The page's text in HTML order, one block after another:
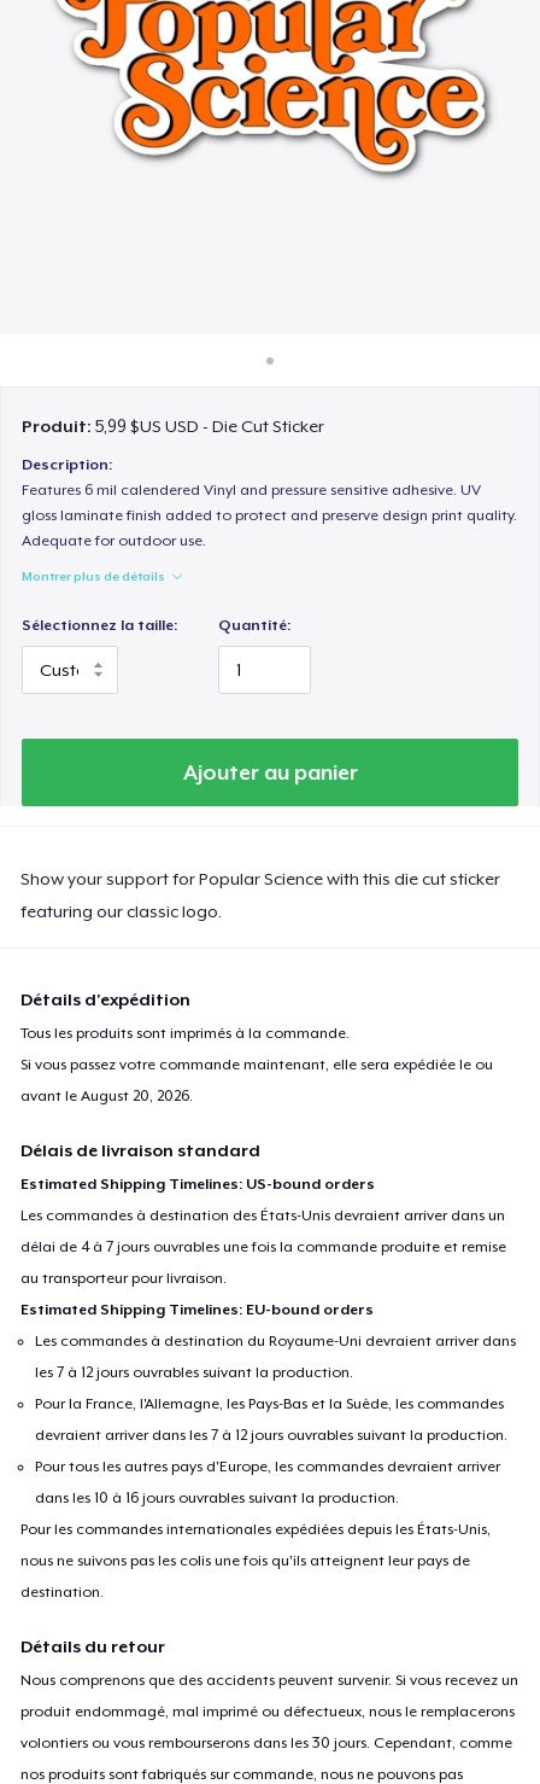
Vendez partout
Vendre n'importe quoi
Produit:5,99 $US USD - Die Cut Sticker
Description:
Features 6 mil calendered Vinyl and pressure sensitive adhesive. UV
gloss laminate finish added to protect and preserve design print quality.
Adequate for outdoor use.
Montrer plus de détails
Sélectionnez la taille: Quantité:
Ajouter au panier
Show your support for Popular Science with this die cut sticker
featuring our classic logo.
Détails d'expédition
Tous les produits sont imprimés à la commande.
Si vous passez votre commande maintenant, elle sera expédiée le ou
avant leAugust 20, 2026
Délais de livraison standard
Estimated Shipping Timelines: US-bound orders
Les commandes à destination des États-Unis devraient arriver dans un
délai de 4 à 7 jours ouvrables une fois la commande produite et remise
au transporteur pour livraison.
Estimated Shipping Timelines: EU-bound orders
Les commandes à destination du Royaume-Uni devraient arriver dans
les 7 à 12 jours ouvrables suivant la production.
Pour la France, l'Allemagne, les Pays-Bas et la Suède, les commandes
devraient arriver dans les 7 à 12 jours ouvrables suivant la production.
Pour tous les autres pays d'Europe, les commandes devraient arriver
dans les 10 à 16 jours ouvrables suivant la production.
Pour les commandes internationales expédiées depuis les États-Unis,
nous ne suivons pas les colis une fois qu'ils atteignent leur pays de
destination.
Détails du retour
Nous comprenons que des accidents peuvent survenir. Si vous recevez un
produit endommagé, mal imprimé ou défectueux, nous le remplacerons
volontiers ou vous rembourserons dans les 30 jours. Cependant, comme
nos produits sont fabriqués sur commande, nous ne pouvons pas